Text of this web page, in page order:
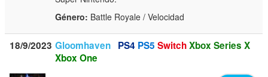
Género: Battle Royale / Velocidad
18/9/2023 Gloomhaven PS4 PS5 SwitchXbox Series X
Xbox One